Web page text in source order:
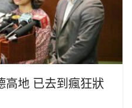
高地 已去到瘋狂狀